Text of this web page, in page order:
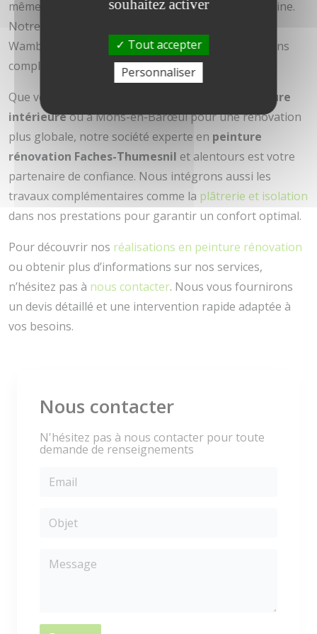
même rigueur et qualité que dans notre ville d’origine.
Notre présence s’étend aussi à Bondues et
Wambrechies, où nos clients bénéficient de solutions
complètes pour la rénovation de leurs habitations.
Que vous soyez à Halluin pour un projet de
peinture
intérieureou à Mons-en-Barœul pour une rénovation
plus globale, notre société experte en peinture
rénovation Faches-Thumesnil et alentours est votre
partenaire de confiance. Nous intégrons aussi les
travaux complémentaires comme la plâtrerie et isolation
dans nos prestations pour garantir un confort optimal.
Pour découvrir nos réalisations en peinture rénovation
ou obtenir plus d’informations sur nos services,
n’hésitez pas à nous contacter. Nous vous fournirons
un devis détaillé et une intervention rapide adaptée à
vos besoins.
Nous contacter
N'hésitez pas à nous contacter pour toute
demande de renseignements
souhaitez activer
Tout accepter
Personnaliser